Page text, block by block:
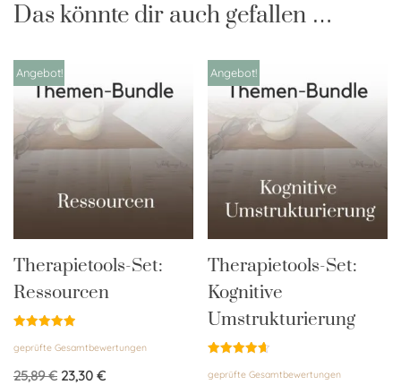
Das könnte dir auch gefallen …
Angebot!
Therapietools-Set:
Ressourcen
mit
von 5
geprüfte Gesamtbewertungen
25,89€ 23,30 €
Angebot!
Therapietools-Set:
Kognitive
Umstrukturierung
mit
geprüfte Gesamtbewertungen